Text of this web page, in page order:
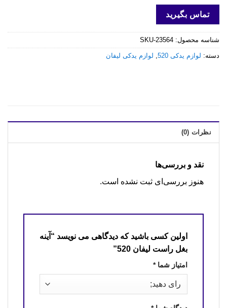
تماس بگیرید
شناسه محصول: SKU-23564
دسته: لوازم یدکی 520 , لوازم یدکی لیفان
نظرات (0)
نقد و بررسی‌ها
هنوز بررسی‌ای ثبت نشده است.
اولین کسی باشید که دیدگاهی می نویسد “آینه
بغل راست لیفان 520”
امتیاز شما*